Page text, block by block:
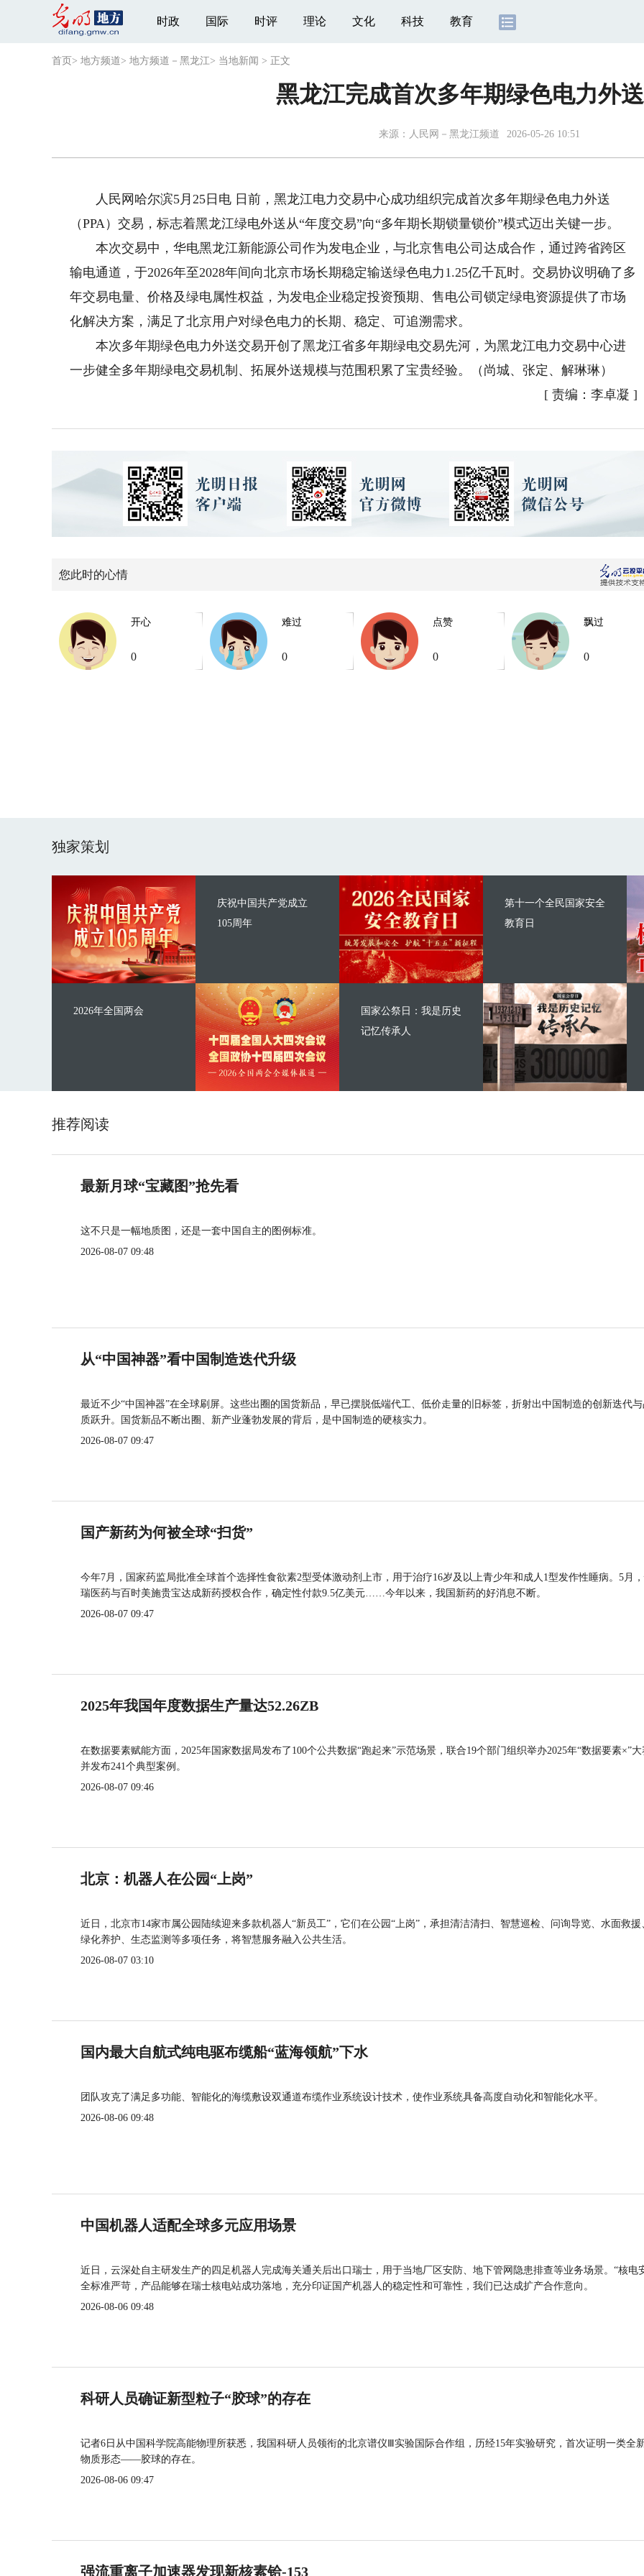
时政 国际 时评 理论 文化 科技 教育
首页 > 地方频道> 地方频道－黑龙江> 当地新闻 > 正文
黑龙江完成首次多年期绿色电力外
来源： 人民网－黑龙江频道 2026-05-26 10:51
人民网哈尔滨5月25日电 日前，黑龙江电力交易中心成功组织完成首次多年期绿色电力外送
（PPA）交易，标志着黑龙江绿电外送从“年度交易”向“多年期长期锁量锁价”模式迈出关键一步。
本次交易中，华电黑龙江新能源公司作为发电企业，与北京售电公司达成合作，通过跨省跨区
输电通道，于2026年至2028年间向北京市场长期稳定输送绿色电力1.25亿千瓦时。交易协议明确了多
年交易电量、价格及绿电属性权益，为发电企业稳定投资预期、售电公司锁定绿电资源提供了市场
化解决方案，满足了北京用户对绿色电力的长期、稳定、可追溯需求。
本次多年期绿色电力外送交易开创了黑龙江省多年期绿电交易先河，为黑龙江电力交易中心进
一步健全多年期绿电交易机制、拓展外送规模与范围积累了宝贵经验。（尚城、张定、解琳琳）
[ 责编：李卓凝 ]
您此时的心情
开心
0
难过
0
点赞
0
飘过
0
独家策划
庆祝中国共产党成立
105周年
2026年全国两会
第十一个全民国家安全
教育日
国家公祭日：我是历史
记忆传承人
推荐阅读
最新月球“宝藏图”抢先看
这不只是一幅地质图，还是一套中国自主的图例标准。
2026-08-07 09:48
从“中国神器”看中国制造迭代升级
最近不少“中国神器”在全球刷屏。这些出圈的国货新品，早已摆脱低端代工、低价走量的旧标签，折射出中国制造的创新迭代
质跃升。国货新品不断出圈、新产业蓬勃发展的背后，是中国制造的硬核实力。
2026-08-07 09:47
国产新药为何被全球“扫货”
今年7月，国家药监局批准全球首个选择性食欲素2型受体激动剂上市，用于治疗16岁及以上青少年和成人1型发作性睡病。5月
瑞医药与百时美施贵宝达成新药授权合作，确定性付款9.5亿美元……今年以来，我国新药的好消息不断。
2026-08-07 09:47
2025年我国年度数据生产量达52.26ZB
在数据要素赋能方面，2025年国家数据局发布了100个公共数据“跑起来”示范场景，联合19个部门组织举办2025年“数据要素×”大
并发布241个典型案例。
2026-08-07 09:46
北京：机器人在公园“上岗”
近日，北京市14家市属公园陆续迎来多款机器人“新员工”，它们在公园“上岗”，承担清洁清扫、智慧巡检、问询导览、水面救援
绿化养护、生态监测等多项任务，将智慧服务融入公共生活。
2026-08-07 03:10
国内最大自航式纯电驱布缆船“蓝海领航”下水
团队攻克了满足多功能、智能化的海缆敷设双通道布缆作业系统设计技术，使作业系统具备高度自动化和智能化水平。
2026-08-06 09:48
中国机器人适配全球多元应用场景
近日，云深处自主研发生产的四足机器人完成海关通关后出口瑞士，用于当地厂区安防、地下管网隐患排查等业务场景。“核电
全标准严苛，产品能够在瑞士核电站成功落地，充分印证国产机器人的稳定性和可靠性，我们已达成扩产合作意向。
2026-08-06 09:48
科研人员确证新型粒子“胶球”的存在
记者6日从中国科学院高能物理所获悉，我国科研人员领衔的北京谱仪Ⅲ实验国际合作组，历经15年实验研究，首次证明一类全
物质形态——胶球的存在。
2026-08-06 09:47
强流重离子加速器发现新核素铪-153